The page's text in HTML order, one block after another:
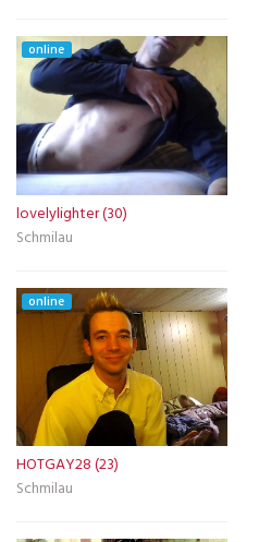
online
lovelylighter (30)
Schmilau
online
HOTGAY28 (23)
Schmilau